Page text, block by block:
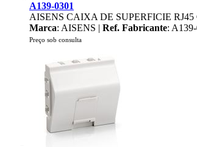
A139-0301
AISENS CAIXA DE SUPERFICIE
Marca: AISENS | Ref. Fabricante:
Preço sob consulta